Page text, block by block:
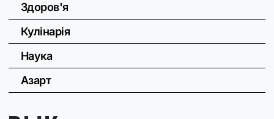
Здоров'я
Кулінарія
Наука
Азарт